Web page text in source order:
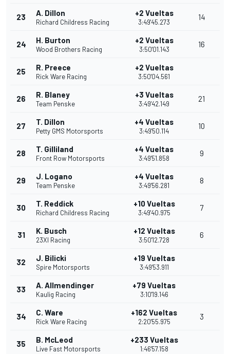
23 A. Dillon
Richard Childress Racing
+2 Vueltas
3:49'45.273
14
24 H. Burton
Wood Brothers Racing
+2 Vueltas
3:50'01.143
16
25 R. Preece
Rick Ware Racing
+2 Vueltas
3:50'04.561
26 R. Blaney
Team Penske
+3 Vueltas
3:49'42.149
21
27 T. Dillon
Petty GMS Motorsports
+4 Vueltas
3:49'50.114
10
28 T. Gilliland
Front Row Motorsports
+4 Vueltas
3:49'51.858
9
29 J. Logano
Team Penske
+4 Vueltas
3:49'56.281
8
30 T. Reddick
Richard Childress Racing
+10 Vueltas
3:49'40.975
7
31 K. Busch
23XI Racing
+12 Vueltas
3:50'12.728
6
32 J. Bilicki
Spire Motorsports
+19 Vueltas
3:49'53.911
33 A. Allmendinger
Kaulig Racing
+79 Vueltas
3:10'19.146
34 C. Ware
Rick Ware Racing
+162 Vueltas
2:20'55.975
3
35 B. McLeod
Live Fast Motorsports
+233 Vueltas
1:46'57.158